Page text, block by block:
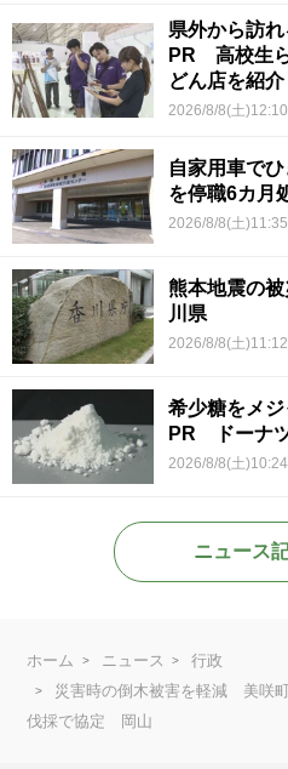
県外から訪
PR 高校生
どん店を紹介
2026/8/8(土)12:10
自家用車で
を停職6カ月
2026/8/8(土)11:35
熊本地震の
川県
2026/8/8(土)11:12
希少糖をメ
PR ドーナ
2026/8/8(土)10:24
ニュース
ホーム ニュース
行政
災害時の倒木被害を軽減 美咲
伐採で協定 岡山